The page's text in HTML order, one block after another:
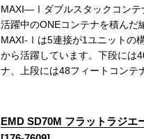
MAXI—Ⅰダブルスタックコンテ
活躍中のONEコンテナを積んだ
MAXI-Ⅰは5連接が1ユニットの
から活躍しています。下段には
ナ、上段には48フィートコンテ
EMD SD70M フラットラジエ